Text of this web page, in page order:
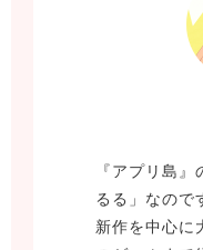
『アプリ島
るる」なので
新作を中心に